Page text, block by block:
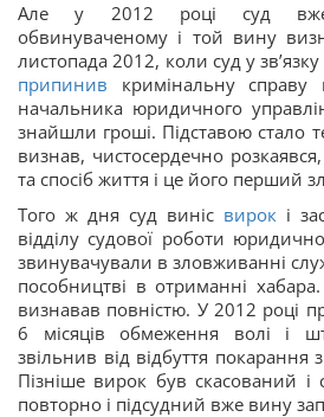
Але у 2012 році суд
обвинуваченому і той вину
листопада 2012, коли суд у
припинив кримінальну справу
начальника юридичного
знайшли гроші. Підставою стало
визнав, чистосердечно
та спосіб життя і це його перший
Того ж дня суд виніс вирок і
відділу судової роботи
звинувачували в зловживанні
пособництві в отриманні
визнавав повністю. У 2012 році
6 місяців обмеження волі і
звільнив від відбуття покарання
Пізніше вирок був скасований і
повторно і підсудний вже вину